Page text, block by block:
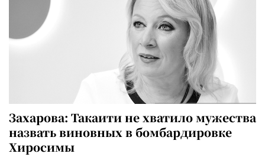
Захарова: Такаити не хватило мужества
назвать виновных в бомбардировке
Хиросимы